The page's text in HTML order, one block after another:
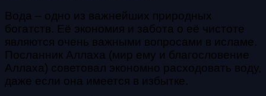
Вода – одно из важнейших природных
богатств. Её экономия и забота о её чистоте
являются очень важными вопросами в исламе.
Посланник Аллаха (мир ему и благословение
Аллаха) советовал экономно расходовать воду,
даже если она имеется в избытке.